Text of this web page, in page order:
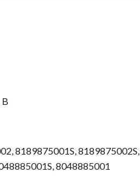
8189875001S,8189875002S,
8048885001